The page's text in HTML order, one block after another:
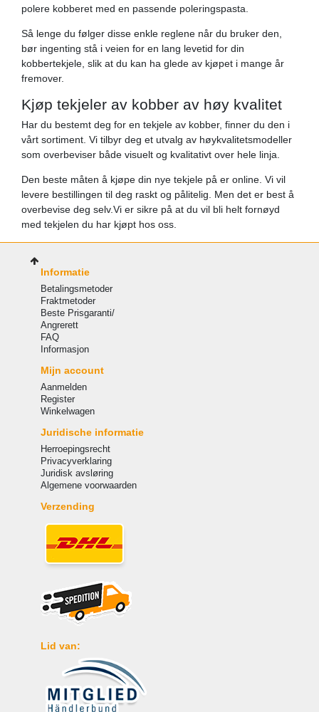
polere kobberet med en passende poleringspasta.
Så lenge du følger disse enkle reglene når du bruker den,
bør ingenting stå i veien for en lang levetid for din
kobbertekjele, slik at du kan ha glede av kjøpet i mange år
fremover.
Kjøp tekjeler av kobber av høy kvalitet
Har du bestemt deg for en tekjele av kobber, finner du den i
vårt sortiment. Vi tilbyr deg et utvalg av høykvalitetsmodeller
som overbeviser både visuelt og kvalitativt over hele linja.
Den beste måten å kjøpe din nye tekjele på er online. Vi vil
levere bestillingen til deg raskt og pålitelig. Men det er best å
overbevise deg selv.Vi er sikre på at du vil bli helt fornøyd
med tekjelen du har kjøpt hos oss.
Informatie
Betalingsmetoder
Fraktmetoder
Beste Prisgaranti/
Angrerett
FAQ
Informasjon
Mijn account
Aanmelden
Register
Winkelwagen
Juridische informatie
Herroepingsrecht
Privacyverklaring
Juridisk avsløring
Algemene voorwaarden
Verzending
Lid van: